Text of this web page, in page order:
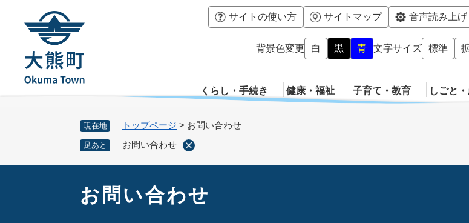
メニューを飛ばして本文へ
サイトの使い方 サイトマップ 音声読み上
背景色変更 白 黒 青 文字サイズ 標準
くらし・手続き 健康・福祉 子育て・教育 しごと
現在地 トップページ > お問い合わせ
足あと お問い合わせ
お問い合わせ